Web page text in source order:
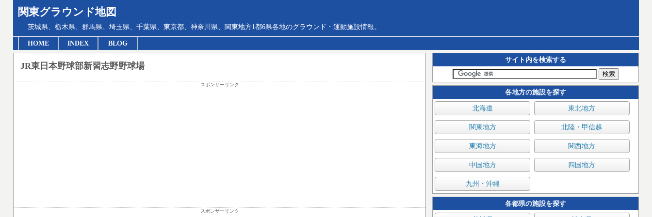
関東グラウンド地図
茨城県、栃木県、群馬県、埼玉県、千葉県、東京都、神奈川県、関東地方1都6県各地のグラウンド・運動施設情報。
HOME INDEX BLOG
サイト内を検索する
各地方の施設を探す
北海道 東北地方
関東地方 北陸・甲信越
東海地方 関西地方
中国地方 四国地方
九州・沖縄
各都県の施設を探す
JR東日本野球部新習志野野球場
スポンサーリンク
スポンサーリンク